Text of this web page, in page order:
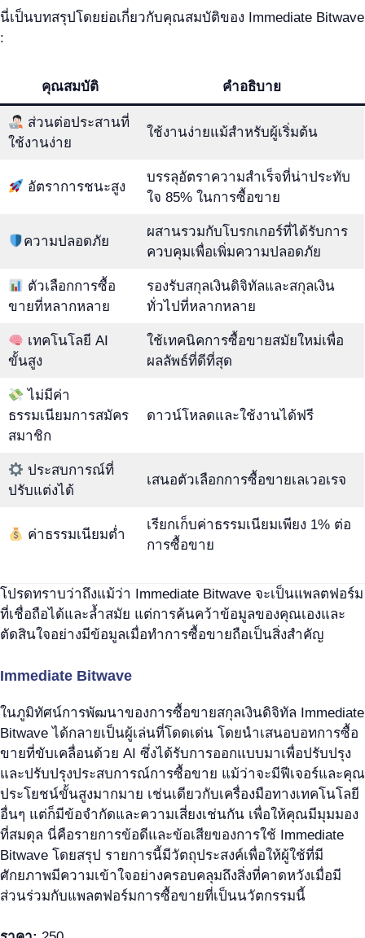
นี่เป็นบทสรุปโดยย่อเกี่ยวกับคุณสมบัติของ Immediate Bitwave
:
คุณสมบัติ คำอธิบาย
ส่วนต่อประสานที่
ใช้งานง่าย
ใช้งานง่ายแม้สำหรับผู้เริ่มต้น
อัตราการชนะสูง
บรรลุอัตราความสำเร็จที่น่าประทับ
ใจ 85% ในการซื้อขาย
ความปลอดภัย
ผสานรวมกับโบรกเกอร์ที่ได้รับการ
ควบคุมเพื่อเพิ่มความปลอดภัย
ตัวเลือกการซื้อ
ขายที่หลากหลาย
รองรับสกุลเงินดิจิทัลและสกุลเงิน
ทั่วไปที่หลากหลาย
เทคโนโลยี AI
ขั้นสูง
ใช้เทคนิคการซื้อขายสมัยใหม่เพื่อ
ผลลัพธ์ที่ดีที่สุด
ไม่มีค่า
ธรรมเนียมการสมัคร
สมาชิก
ดาวน์โหลดและใช้งานได้ฟรี
ประสบการณ์ที่
ปรับแต่งได้
เสนอตัวเลือกการซื้อขายเลเวอเรจ
ค่าธรรมเนียมต่ำ
เรียกเก็บค่าธรรมเนียมเพียง 1% ต่อ
การซื้อขาย
โปรดทราบว่าถึงแม้ว่า Immediate Bitwave จะเป็นแพลตฟอร์ม
ที่เชื่อถือได้และล้ำสมัย แต่การค้นคว้าข้อมูลของคุณเองและ
ตัดสินใจอย่างมีข้อมูลเมื่อทำการซื้อขายถือเป็นสิ่งสำคัญ
Immediate Bitwave
ในภูมิทัศน์การพัฒนาของการซื้อขายสกุลเงินดิจิทัล Immediate
Bitwave ได้กลายเป็นผู้เล่นที่โดดเด่น โดยนำเสนอบอทการซื้อ
ขายที่ขับเคลื่อนด้วย AI ซึ่งได้รับการออกแบบมาเพื่อปรับปรุง
และปรับปรุงประสบการณ์การซื้อขาย แม้ว่าจะมีฟีเจอร์และคุณ
ประโยชน์ขั้นสูงมากมาย เช่นเดียวกับเครื่องมือทางเทคโนโลยี
อื่นๆ แต่ก็มีข้อจำกัดและความเสี่ยงเช่นกัน เพื่อให้คุณมีมุมมอง
ที่สมดุล นี่คือรายการข้อดีและข้อเสียของการใช้ Immediate
Bitwave โดยสรุป รายการนี้มีวัตถุประสงค์เพื่อให้ผู้ใช้ที่มี
ศักยภาพมีความเข้าใจอย่างครอบคลุมถึงสิ่งที่คาดหวังเมื่อมี
ส่วนร่วมกับแพลตฟอร์มการซื้อขายที่เป็นนวัตกรรมนี้